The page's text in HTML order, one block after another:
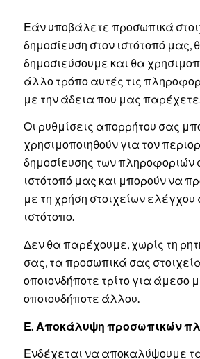
Εάν υποβάλετε προσωπικά
δημοσίευση στον ιστότοπό μας,
δημοσιεύσουμε και θα
άλλο τρόπο αυτές τις
με την άδεια που μας παρέχετε.
Οι ρυθμίσεις απορρήτου σας
χρησιμοποιηθούν για τον
δημοσίευσης των πληροφοριών
ιστότοπό μας και μπορούν να
με τη χρήση στοιχείων
ιστότοπο.
Δεν θα παρέχουμε, χωρίς τη
σας, τα προσωπικά σας
οποιονδήποτε τρίτο για άμεσο
οποιουδήποτε άλλου.
Ε. Αποκάλυψη προσωπικών
Ενδέχεται να αποκαλύψουμε